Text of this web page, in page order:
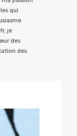
qui
je
des
des